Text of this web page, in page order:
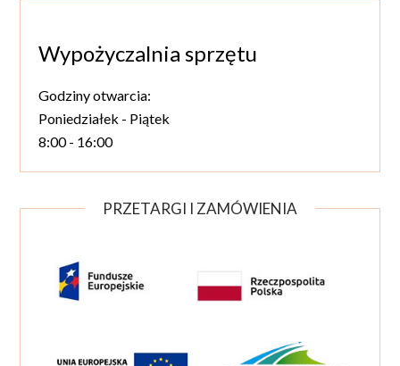
Wypożyczalnia sprzętu
Godziny otwarcia:
Poniedziałek - Piątek
8:00 - 16:00
PRZETARGI I ZAMÓWIENIA